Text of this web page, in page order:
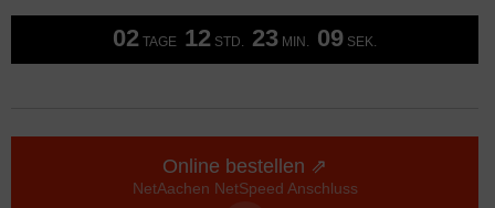
02 TAGE 12 STD. 23 MIN. 08 SEK.
Online bestellen ⇗
NetAachen NetSpeed Anschluss